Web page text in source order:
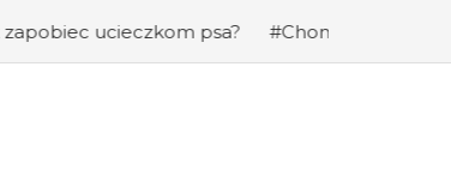
psa? #Chomiki Dżungarskie Cena: